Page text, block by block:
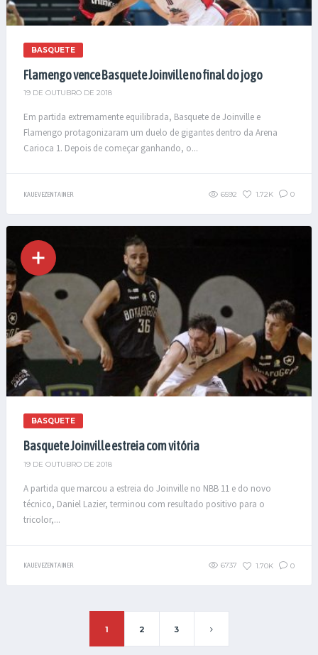
BASQUETE
Flamengo vence Basquete Joinville no final do jogo
19 DE OUTUBRO DE 2018
Em partida extremamente equilibrada, Basquete de Joinville e
Flamengo protagonizaram um duelo de gigantes dentro da Arena
Carioca 1. Depois de começar ganhando, o...
KAUE VEZENTAINER 6592 1.72K 0
BASQUETE
Basquete Joinville estreia com vitória
19 DE OUTUBRO DE 2018
A partida que marcou a estreia do Joinville no NBB 11 e do novo
técnico, Daniel Lazier, terminou com resultado positivo para o
tricolor,...
KAUE VEZENTAINER 6737 1.70K 0
1 2 3